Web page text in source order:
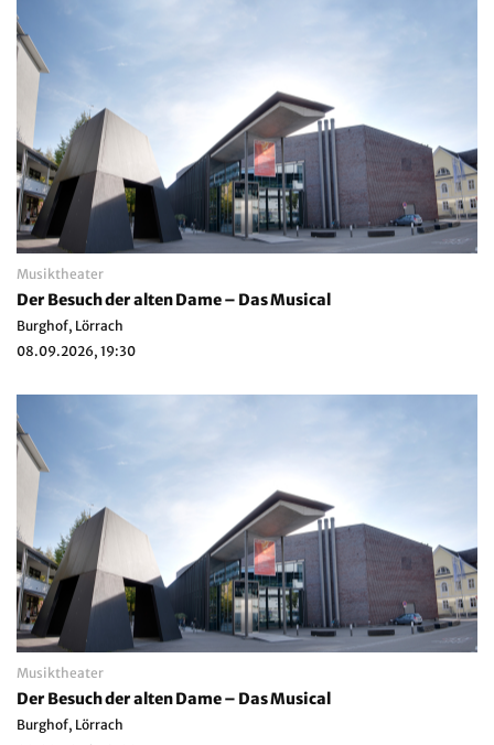
Musiktheater
Der Besuch der alten Dame – Das Musical
Burghof, Lörrach
08.09.2026, 19:30
Musiktheater
Der Besuch der alten Dame – Das Musical
Burghof, Lörrach